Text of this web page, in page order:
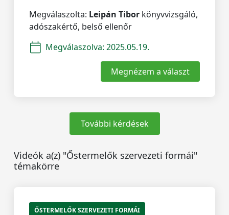
Megválaszolta: Leipán Tibor könyvvizsgáló,
adószakértő, belső ellenőr
Megválaszolva: 2025.05.19.
Megnézem a választ
További kérdések
Videók a(z) "Őstermelők szervezeti formái"
témakörre
ŐSTERMELŐK SZERVEZETI FORMÁI